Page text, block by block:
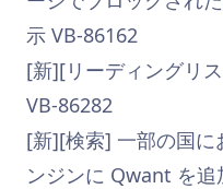
示 VB-86162
[新][リーディングリ
VB-86282
[新][検索] 一部の国に
ンジンに Qwant を追